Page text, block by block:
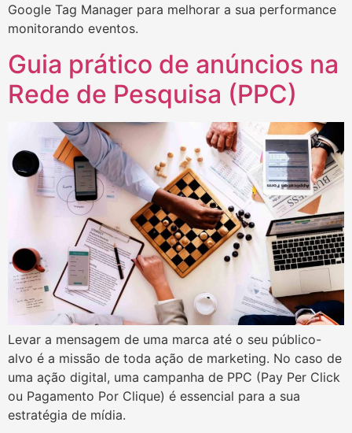
Google Tag Manager para melhorar a sua performance
monitorando eventos.
Guia prático de anúncios na
Rede de Pesquisa (PPC)
Levar a mensagem de uma marca até o seu público-
alvo é a missão de toda ação de marketing. No caso de
uma ação digital, uma campanha de PPC (Pay Per Click
ou Pagamento Por Clique) é essencial para a sua
estratégia de mídia.